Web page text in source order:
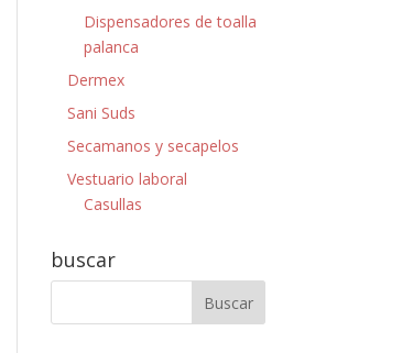
Dispensadores de toalla
palanca
Dermex
Sani Suds
Secamanos y secapelos
Vestuario laboral
Casullas
buscar